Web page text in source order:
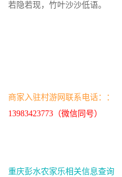
若隐若现，竹叶沙沙低语。
商家入驻村游网联系电话：：
13983423773（微信同号）
重庆彭水农家乐相关信息查询